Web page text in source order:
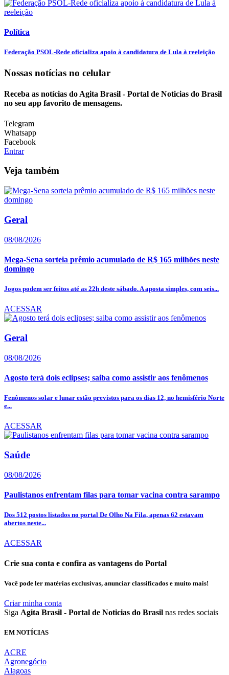
Política
Federação PSOL-Rede oficializa apoio à candidatura de Lula à reeleição
Nossas notícias no celular
Receba as notícias do Agita Brasil - Portal de Noticias do Brasil
no seu app favorito de mensagens.
Telegram
Whatsapp
Facebook
Entrar
Veja também
Geral
08/08/2026
Mega-Sena sorteia prêmio acumulado de R$ 165 milhões neste
domingo
Jogos podem ser feitos até as 22h deste sábado. A aposta simples, com seis...
ACESSAR
Geral
08/08/2026
Agosto terá dois eclipses; saiba como assistir aos fenômenos
Fenômenos solar e lunar estão previstos para os dias 12, no hemisfério Norte
e...
ACESSAR
Saúde
08/08/2026
Paulistanos enfrentam filas para tomar vacina contra sarampo
Dos 512 postos listados no portal De Olho Na Fila, apenas 62 estavam
abertos neste...
ACESSAR
Crie sua conta e confira as vantagens do Portal
Você pode ler matérias exclusivas, anunciar classificados e muito mais!
Criar minha conta
Siga Agita Brasil - Portal de Noticias do Brasil nas redes sociais
EM NOTÍCIAS
ACRE
Agronegócio
Alagoas